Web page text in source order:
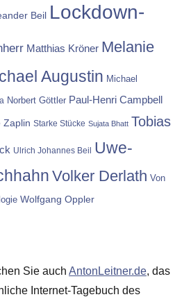
Beil Lockdown-
Matthias Kröner Melanie
Augustin Michael
Norbert Göttler Paul-Henri Campbell
Zaplin Starke Stücke Sujata Bhatt Tobias
Ulrich Johannes Beil Uwe-
Volker Derlath Von
Wolfgang Oppler
Sie auch AntonLeitner.de, das
Internet-Tagebuch des